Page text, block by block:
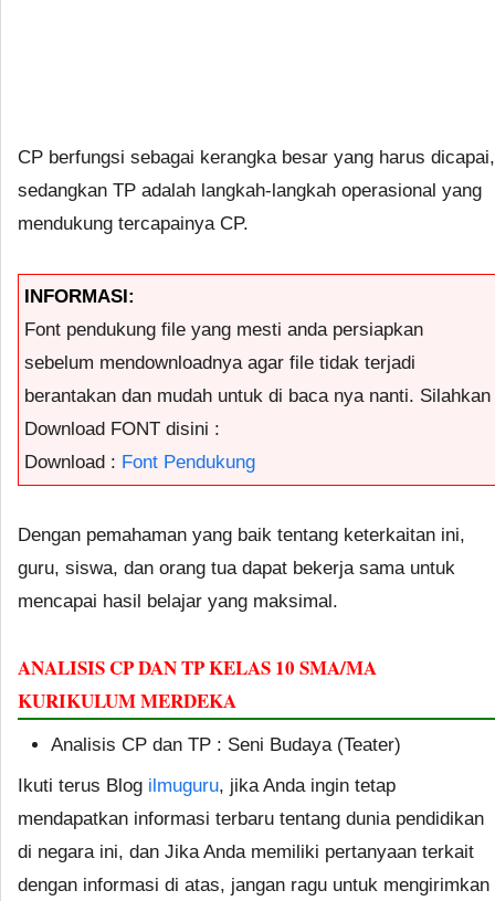
CP berfungsi sebagai kerangka besar yang harus dicapai,
sedangkan TP adalah langkah-langkah operasional yang
mendukung tercapainya CP.
INFORMASI:
Font pendukung file yang mesti anda persiapkan
sebelum mendownloadnya agar file tidak terjadi
berantakan dan mudah untuk di baca nya nanti. Silahkan
Download FONT disini :
Download : Font Pendukung
Dengan pemahaman yang baik tentang keterkaitan ini,
guru, siswa, dan orang tua dapat bekerja sama untuk
mencapai hasil belajar yang maksimal.
ANALISIS CP DAN TP KELAS 10 SMA/MA
KURIKULUM MERDEKA
Analisis CP dan TP : Seni Budaya (Teater)
Ikuti terus Blog ilmuguru, jika Anda ingin tetap
mendapatkan informasi terbaru tentang dunia pendidikan
di negara ini, dan Jika Anda memiliki pertanyaan terkait
dengan informasi di atas, jangan ragu untuk mengirimkan